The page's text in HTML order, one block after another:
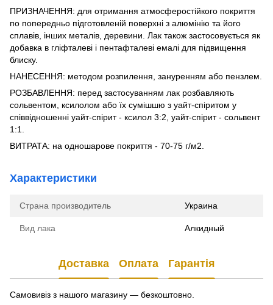
ПРИЗНАЧЕННЯ: для отримання атмосферостійкого покриття
по попередньо підготовленій поверхні з алюмінію та його
сплавів, інших металів, деревини. Лак також застосовується як
добавка в гліфталеві і пентафталеві емалі для підвищення
блиску.
НАНЕСЕННЯ: методом розпилення, зануренням або пензлем.
РОЗБАВЛЕННЯ: перед застосуванням лак розбавляють
сольвентом, ксилолом або їх сумішшю з уайт-спіритом у
співвідношенні уайт-спірит - ксилол 3:2, уайт-спірит - сольвент
1:1.
ВИТРАТА: на одношарове покриття - 70-75 г/м2.
Характеристики
Страна производитель Украина
Вид лака Алкидный
Доставка Оплата Гарантія
Самовивіз з нашого магазину — безкоштовно.